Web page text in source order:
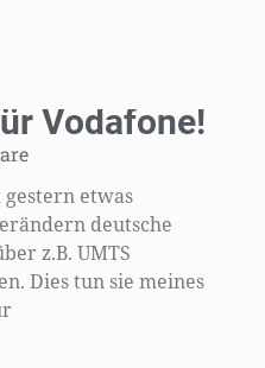
Vodafone!
gestern etwas
deutsche
z.B. UMTS
Dies tun sie meines